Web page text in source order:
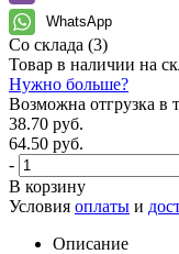
WhatsApp
Со склада (3)
Товар в наличии на
Нужно больше?
Возможна отгрузка в
38.70 руб.
64.50 руб.
-
В корзину
Условия оплаты и
Описание